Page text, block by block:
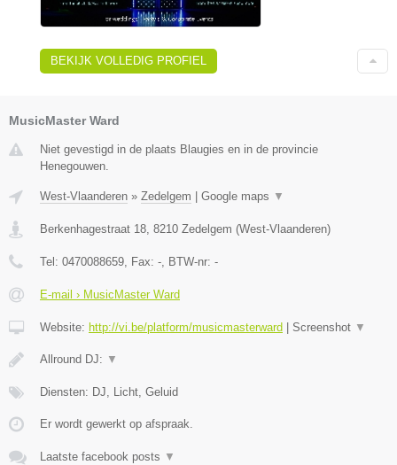
BEKIJK VOLLEDIG PROFIEL
MusicMaster Ward
Niet gevestigd in de plaats Blaugies en in de provincie
Henegouwen.
West-Vlaanderen » Zedelgem Google maps ▼
Berkenhagestraat 18, 8210 Zedelgem (West-Vlaanderen)
Tel: 0470088659, Fax: -, BTW-nr: -
E-mail › MusicMaster Ward
Website: http://vi.be/platform/musicmasterward Screenshot ▼
Allround DJ: ▼
Diensten: DJ, Licht, Geluid
Er wordt gewerkt op afspraak.
Laatste facebook posts ▼